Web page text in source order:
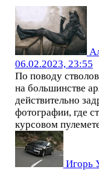
06.02.2023, 23:55
По поводу
на большинстве
действительно
фотографии, где
курсовом
Игорь